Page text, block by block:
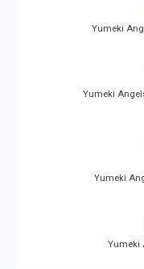
Yumeki
Yumeki
Yumeki
Yumeki